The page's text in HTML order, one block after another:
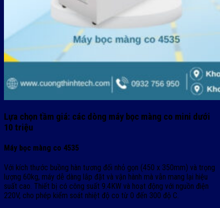
Lựa chọn tầm giá: các dòng máy bọc màng co mini dưới
10 triệu
Máy bọc màng co 4535
Với kích thước buồng hàn tương đối nhỏ gọn (450 x 350mm) và trọng
lượng 60kg, máy dễ dàng lắp đặt và vận hành mà vẫn mang lại hiệu
suất cao. Thiết bị có công suất 9.4KW và hoạt động với nguồn điện
220V, cho phép kiểm soát nhiệt độ co từ 0 đến 300 độ C.